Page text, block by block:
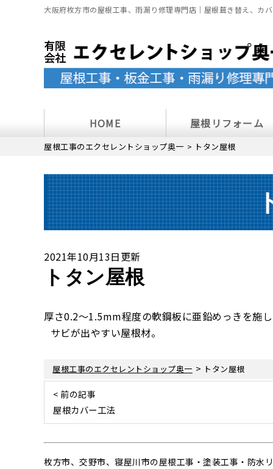
大阪府枚方市の屋根工事、雨漏り修理専門店｜屋根葺き替え、カ
HOME 屋根リフォーム
屋根工事のエクセレントショップ奥一 > トタン屋根
2021年10月13日更新
トタン屋根
厚さ0.2～1.5mm程度の軟鋼板に亜鉛めっきを施
サビが出やすい屋根材。
屋根工事のエクセレントショップ奥一 > トタン屋根
< 前の記事
屋根カバー工法
枚方市、交野市、寝屋川市の屋根工事・塗装工事・防水